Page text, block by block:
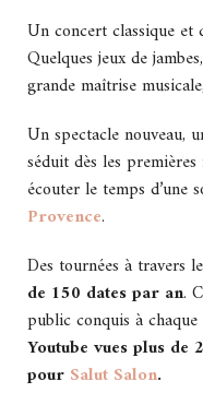
Un concert classique et
Quelques jeux de
grande maîtrise
Un spectacle nouveau,
séduit dès les
écouter le temps d’une
Provence.
Des tournées à travers
de 150 dates par an.
public conquis à
Youtube vues plus de
pour Salut Salon.